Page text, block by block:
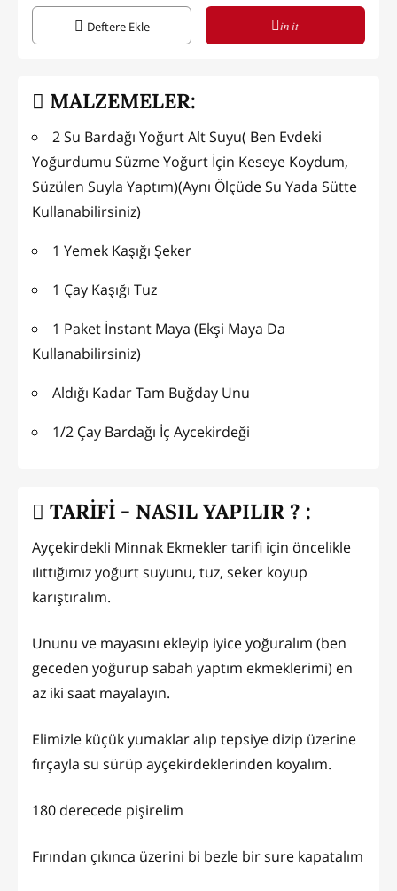
Deftere Ekle in it
MALZEMELER:
2 Su Bardağı Yoğurt Alt Suyu( Ben Evdeki
Yoğurdumu Süzme Yoğurt İçin Keseye Koydum,
Süzülen Suyla Yaptım)(Aynı Ölçüde Su Yada Sütte
Kullanabilirsiniz)
1 Yemek Kaşığı Şeker
1 Çay Kaşığı Tuz
1 Paket İnstant Maya (Ekşi Maya Da
Kullanabilirsiniz)
Aldığı Kadar Tam Buğday Unu
1/2 Çay Bardağı İç Aycekirdeği
TARİFİ - NASIL YAPILIR ? :
Ayçekirdekli Minnak Ekmekler tarifi için öncelikle
ıIıttığımız yoğurt suyunu, tuz, seker koyup
karıştıralım.
Ununu ve mayasını ekleyip iyice yoğuralım (ben
geceden yoğurup sabah yaptım ekmeklerimi) en
az iki saat mayalayın.
Elimizle küçük yumaklar alıp tepsiye dizip üzerine
fırçayla su sürüp ayçekirdeklerinden koyalım.
180 derecede pişirelim
Fırından çıkınca üzerini bi bezle bir sure kapatalım